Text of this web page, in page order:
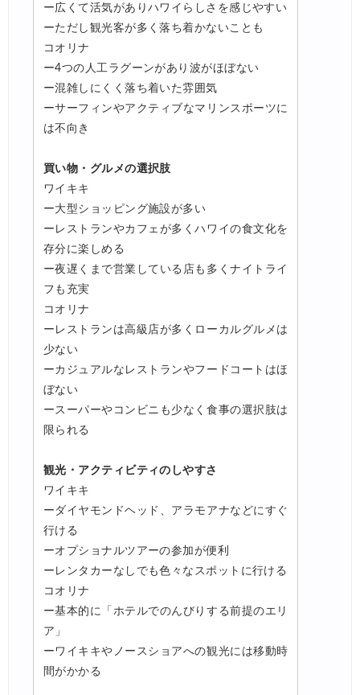
ー広くて活気がありハワイらしさを感じやすい
ーただし観光客が多く落ち着かないことも
コオリナ
ー4つの人工ラグーンがあり波がほぼない
ー混雑しにくく落ち着いた雰囲気
ーサーフィンやアクティブなマリンスポーツに
は不向き
買い物・グルメの選択肢
ワイキキ
ー大型ショッピング施設が多い
ーレストランやカフェが多くハワイの食文化を
存分に楽しめる
ー夜遅くまで営業している店も多くナイトライ
フも充実
コオリナ
ーレストランは高級店が多くローカルグルメは
少ない
ーカジュアルなレストランやフードコートはほ
ぼない
ースーパーやコンビニも少なく食事の選択肢は
限られる
観光・アクティビティのしやすさ
ワイキキ
ーダイヤモンドヘッド、アラモアナなどにすぐ
行ける
ーオプショナルツアーの参加が便利
ーレンタカーなしでも色々なスポットに行ける
コオリナ
ー基本的に「ホテルでのんびりする前提のエリ
ア」
ーワイキキやノースショアへの観光には移動時
間がかかる